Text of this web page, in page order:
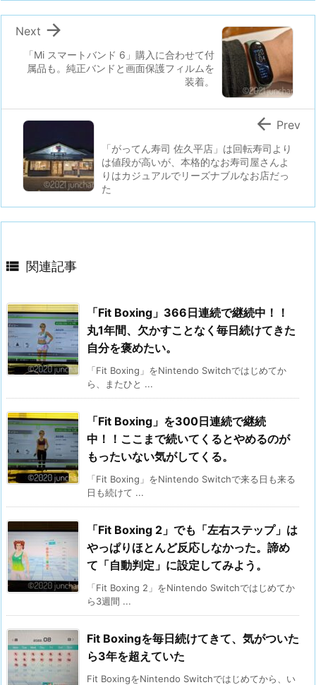
「Mi スマートバンド 6」購入に合わせて付
属品も。純正バンドと画面保護フィルムを
装着。

Next
「がってん寿司 佐久平店」は回転寿司より
は値段が高いが、本格的なお寿司屋さんよ
りはカジュアルでリーズナブルなお店だっ
た
 Prev
 関連記事
「Fit Boxing」366日連続で継続中！！
丸1年間、欠かすことなく毎日続けてきた
自分を褒めたい。
「Fit Boxing」をNintendo Switchではじめてか
ら、またひと ...
「Fit Boxing」を300日連続で継続
中！！ここまで続いてくるとやめるのが
もったいない気がしてくる。
「Fit Boxing」をNintendo Switchで来る日も来る
日も続けて ...
「Fit Boxing 2」でも「左右ステップ」は
やっぱりほとんど反応しなかった。諦め
て「自動判定」に設定してみよう。
「Fit Boxing 2」をNintendo Switchではじめてか
ら3週間 ...
Fit Boxingを毎日続けてきて、気がついた
ら3年を超えていた
Fit BoxingをNintendo Switchではじめてから、い